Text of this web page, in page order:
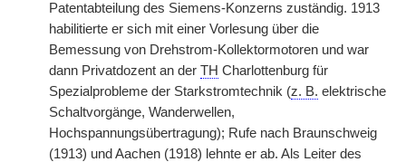
Patentabteilung des Siemens-Konzerns zuständig. 1913
habilitierte er sich mit einer Vorlesung über die
Bemessung von Drehstrom-Kollektormotoren und war
dann Privatdozent an der TH Charlottenburg für
Spezialprobleme der Starkstromtechnik (z. B. elektrische
Schaltvorgänge, Wanderwellen,
Hochspannungsübertragung); Rufe nach Braunschweig
(1913) und Aachen (1918) lehnte er ab. Als Leiter des